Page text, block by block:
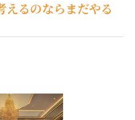
えるのならまだやる